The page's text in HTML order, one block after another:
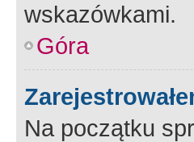
wskazówkami.
Góra
Na początku